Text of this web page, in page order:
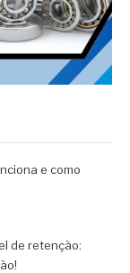
e como
de retenção: